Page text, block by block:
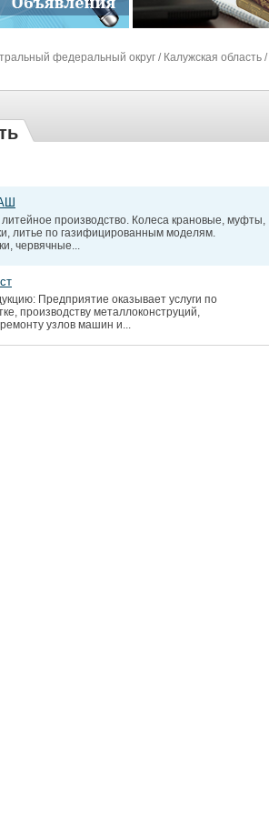
федеральный округ / Калужская область /
производство. Колеса крановые, муфты,
литье по газифицированным моделям.
червячные...
Предприятие оказывает услуги по
производству металлоконструций,
узлов машин и...